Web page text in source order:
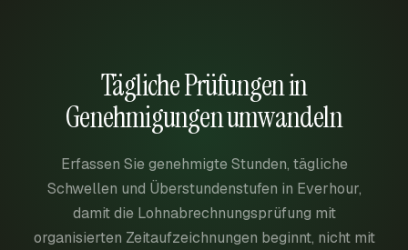
Tägliche Prüfungen in
Genehmigungen umwandeln
Erfassen Sie genehmigte Stunden, tägliche
Schwellen und Überstundenstufen in Everhour,
damit die Lohnabrechnungsprüfung mit
organisierten Zeitaufzeichnungen beginnt, nicht mit